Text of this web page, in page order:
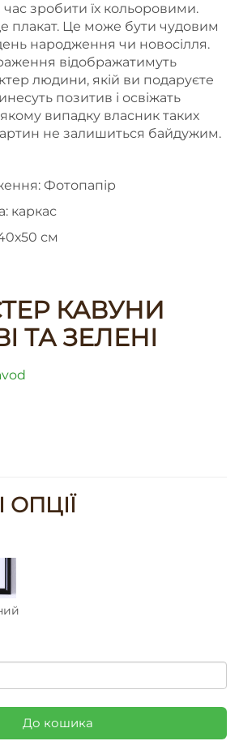
зробити їх кольоровими.
плакат. Це може бути чудовим
народження чи новосілля.
відображатимуть
людини, якій ви подаруєте
позитив і освіжать
випадку власник таких
не залишиться байдужим.
Фотопапір
каркас
см
КАВУНИ
ТА ЗЕЛЕНІ
ОПЦІЇ
До кошика